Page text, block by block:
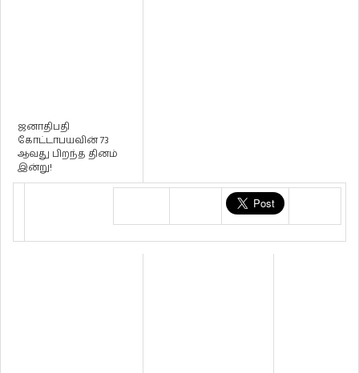
ஜனாதிபதி
கோட்டாபயவின் 73
ஆவது பிறந்த தினம்
இன்று!